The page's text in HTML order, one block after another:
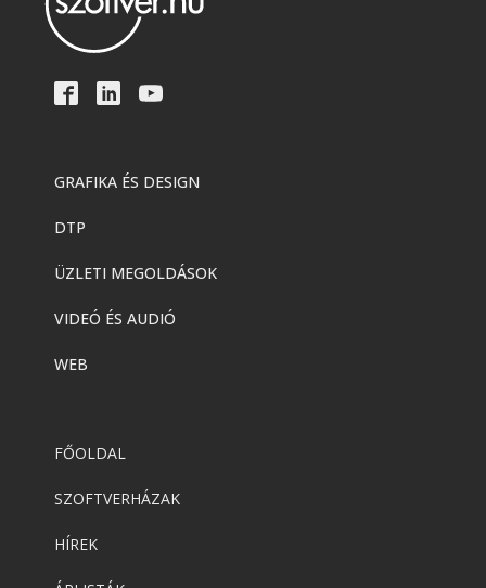
GRAFIKA ÉS DESIGN
DTP
ÜZLETI MEGOLDÁSOK
VIDEÓ ÉS AUDIÓ
WEB
FŐOLDAL
SZOFTVERHÁZAK
HÍREK